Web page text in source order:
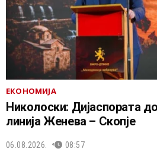
ЕКОНОМИЈА
Николоски: Дијаспората
линија Женева – Скопје
06.08.2026. 08:57